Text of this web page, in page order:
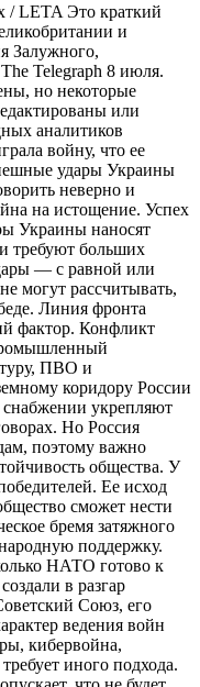
/ LETA Это краткий
и
Залужного,
Telegraph 8 июля.
но некоторые
или
аналитиков
войну, что ее
удары Украины
неверно и
на истощение. Успех
Украины наносят
требуют больших
— с равной или
могут рассчитывать,
Линия фронта
фактор. Конфликт
ПВО и
коридору России
укрепляют
Но Россия
поэтому важно
общества. У
Ее исход
сможет нести
бремя затяжного
поддержку.
НАТО готово к
в разгар
Союз, его
ведения войн
кибервойна,
иного подхода.